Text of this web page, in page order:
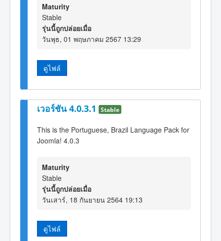
Maturity
Stable
รุ่นนี้ถูกปล่อยเมื่อ
วันพุธ, 01 พฤษภาคม 2567 13:29
ดูไฟล์
เวอร์ชัน 4.0.3.1 Stable
This is the Portuguese, Brazil Language Pack for
Joomla! 4.0.3
Maturity
Stable
รุ่นนี้ถูกปล่อยเมื่อ
วันเสาร์, 18 กันยายน 2564 19:13
ดูไฟล์